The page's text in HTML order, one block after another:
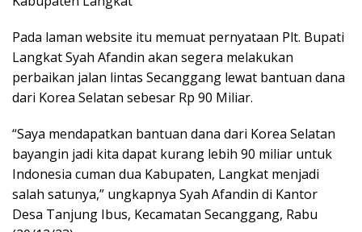
Pada laman website itu memuat pernyataan Plt. Bupati
Langkat Syah Afandin akan segera melakukan
perbaikan jalan lintas Secanggang lewat bantuan dana
dari Korea Selatan sebesar Rp 90 Miliar.
“Saya mendapatkan bantuan dana dari Korea Selatan
bayangin jadi kita dapat kurang lebih 90 miliar untuk
Indonesia cuman dua Kabupaten, Langkat menjadi
salah satunya,” ungkapnya Syah Afandin di Kantor
Desa Tanjung Ibus, Kecamatan Secanggang, Rabu